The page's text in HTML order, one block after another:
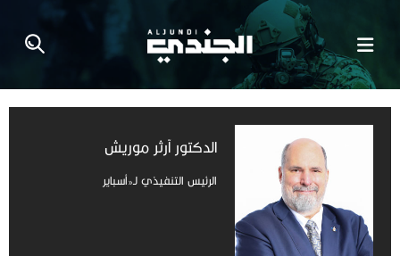
الدكتور آرثر موريش
الرئيس التنفيذي لـ«أسباير